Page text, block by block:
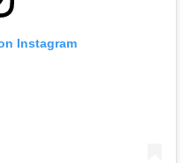
Instagram